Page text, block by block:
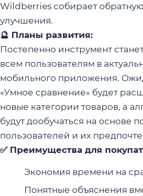
Wildberries собирает
улучшения.
🔮 Планы развития:
Постепенно инструмент
всем пользователям в
мобильного приложения.
«Умное сравнение» будет
новые категории товаров, а
будут дообучаться на основе
пользователей и их
✅ Преимущества для
Экономия времени на
Понятные объяснения